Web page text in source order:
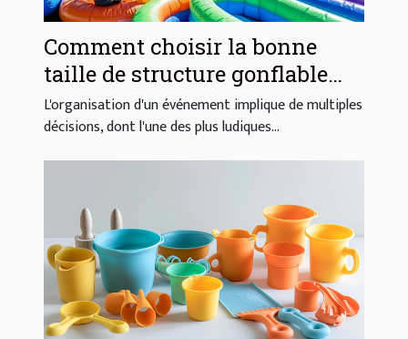
Comment choisir la bonne
taille de structure gonflable
pour votre événement
L'organisation d'un événement implique de multiples
décisions, dont l'une des plus ludiques...